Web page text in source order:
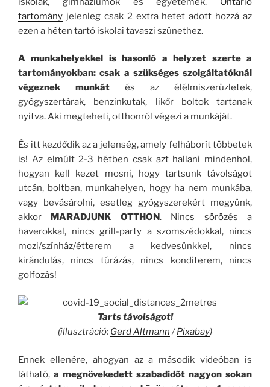
tartomány jelenleg csak 2 extra hetet adott hozzá az
ezen a héten tartó iskolai tavaszi szünethez.
A munkahelyekkel is hasonló a helyzet szerte a
tartományokban: csak a szükséges szolgáltatóknál
végeznek munkát és az élélmiszerüzletek,
gyógyszertárak, benzinkutak, likőr boltok tartanak
nyitva. Aki megteheti, otthonról végezi a munkáját.
És itt kezdődik az a jelenség, amely felháborít többetek
is! Az elmúlt 2-3 hétben csak azt hallani mindenhol,
hogyan kell kezet mosni, hogy tartsunk távolságot
utcán, boltban, munkahelyen, hogy ha nem munkába,
vagy bevásárolni, esetleg gyógyszerekért megyünk,
akkor MARADJUNK OTTHON. Nincs sörözés a
haverokkal, nincs grill-party a szomszédokkal, nincs
mozi/színház/étterem a kedvesünkkel, nincs
kirándulás, nincs túrázás, nincs konditerem, nincs
golfozás!
Tarts távolságot!
(illusztráció: Gerd Altmann /Pixabay)
Ennek ellenére, ahogyan az a második videóban is
látható, a megnövekedett szabadidőt nagyon sokan